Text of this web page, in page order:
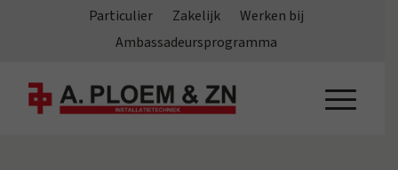
Particulier Zakelijk
Werken bij
Ambassadeursprogramma